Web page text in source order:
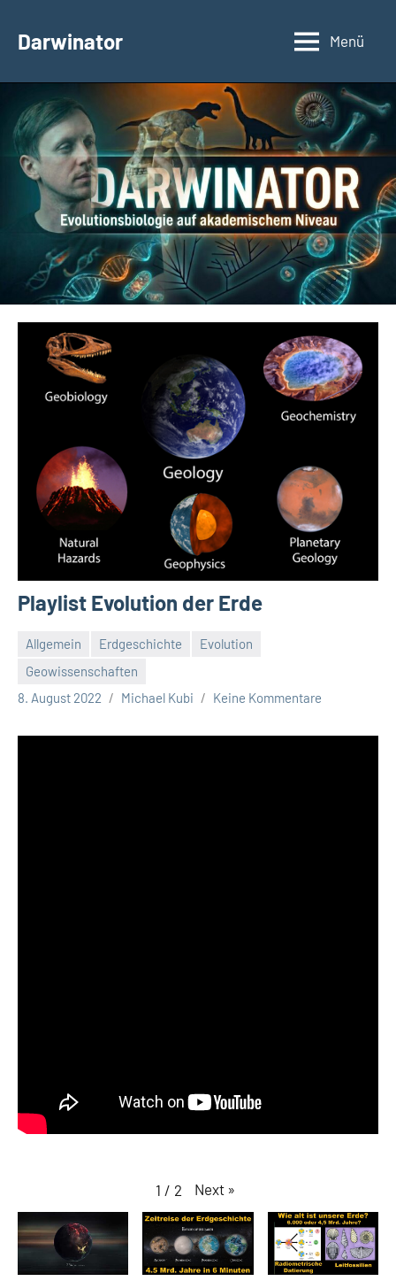
InhaltDarwinator
Evolutionsbiologie
Menü
Playlist Evolution der Erde
Allgemein Erdgeschichte
Evolution
Geowissenschaften
8. August 2022
Michael Kubi Keine Kommentare
1 / 2 Next »